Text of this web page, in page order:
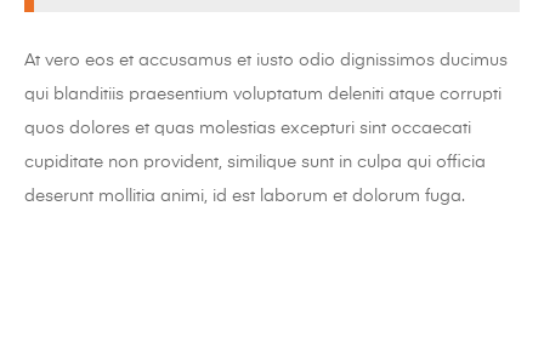
At vero eos et accusamus et iusto odio dignissimos ducimus
qui blanditiis praesentium voluptatum deleniti atque corrupti
quos dolores et quas molestias excepturi sint occaecati
cupiditate non provident, similique sunt in culpa qui officia
deserunt mollitia animi, id est laborum et dolorum fuga.